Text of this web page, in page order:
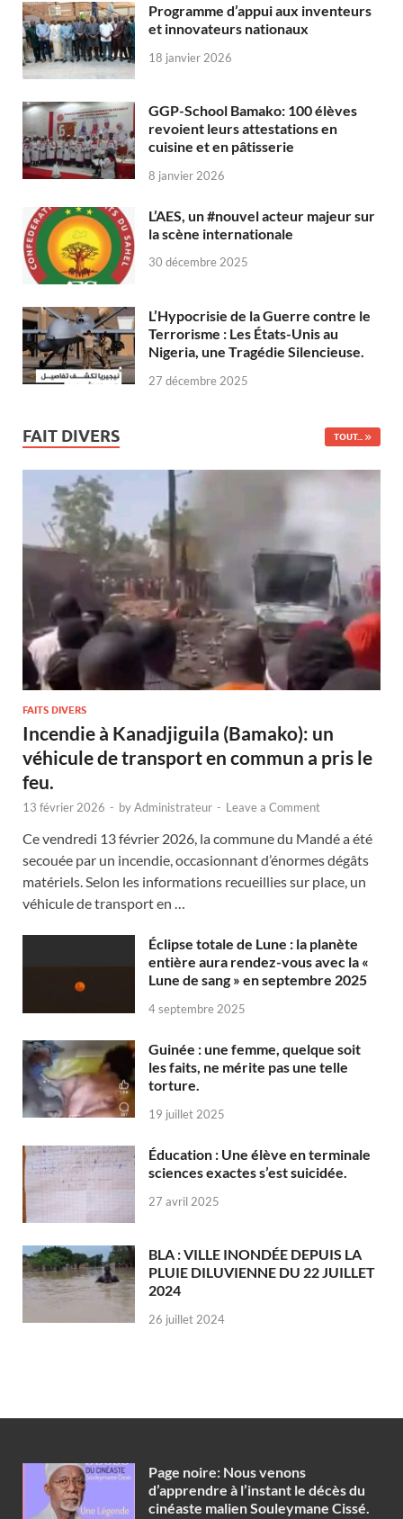
Programme d’appui aux inventeurs
et innovateurs nationaux
18 janvier 2026
GGP-School Bamako: 100 élèves
revoient leurs attestations en
cuisine et en pâtisserie
8 janvier 2026
L’AES, un #nouvel acteur majeur sur
la scène internationale
30 décembre 2025
L’Hypocrisie de la Guerre contre le
Terrorisme : Les États-Unis au
Nigeria, une Tragédie Silencieuse.
27 décembre 2025
FAIT DIVERS TOUT...
FAITS DIVERS
Incendie à Kanadjiguila (Bamako): un
véhicule de transport en commun a pris le
feu.
13 février 2026 - byAdministrateur - Leave a Comment
Ce vendredi 13 février 2026, la commune du Mandé a été
secouée par un incendie, occasionnant d’énormes dégâts
matériels. Selon les informations recueillies sur place, un
véhicule de transport en …
Éclipse totale de Lune : la planète
entière aura rendez-vous avec la «
Lune de sang » en septembre 2025
4 septembre 2025
Guinée : une femme, quelque soit
les faits, ne mérite pas une telle
torture.
19 juillet 2025
Éducation : Une élève en terminale
sciences exactes s’est suicidée.
27 avril 2025
BLA : VILLE INONDÉE DEPUIS LA
PLUIE DILUVIENNE DU 22 JUILLET
2024
26 juillet 2024
Page noire: Nous venons
d’apprendre à l’instant le décès du
cinéaste malien Souleymane Cissé.